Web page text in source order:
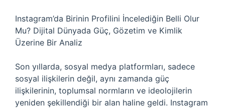
Instagram’da Birinin Profilini İncelediğin Belli Olur
Mu? Dijital Dünyada Güç, Gözetim ve Kimlik
Üzerine Bir Analiz
Son yıllarda, sosyal medya platformları, sadece
sosyal ilişkilerin değil, aynı zamanda güç
ilişkilerinin, toplumsal normların ve ideolojilerin
yeniden şekillendiği bir alan haline geldi. Instagram